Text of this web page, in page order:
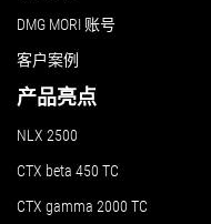
DMG MORI 账号
客户案例
产品亮点
NLX 2500
CTX beta 450 TC
CTX gamma 2000 TC